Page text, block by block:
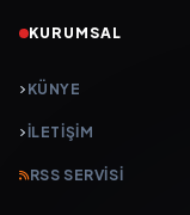
KURUMSAL
KÜNYE
İLETIŞIM
RSS SERVISI